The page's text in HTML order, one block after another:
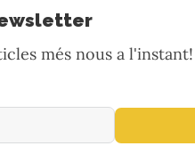
més nous a l'instant!